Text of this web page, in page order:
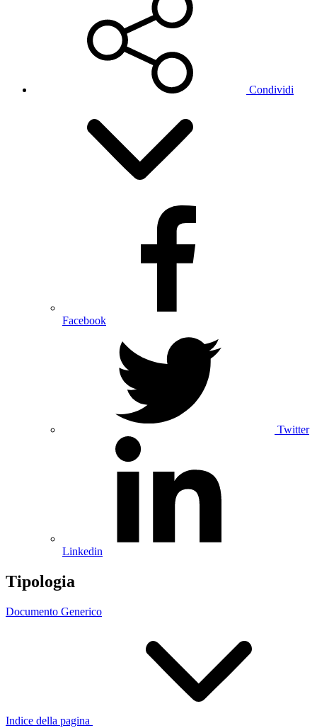
Condividi
Facebook
Twitter
Linkedin
Tipologia
Documento Generico
Indice della pagina